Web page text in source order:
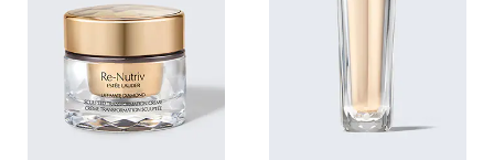
Δε δημιουργεί μαύρα στίγματα, δε φράζει τους πόρους